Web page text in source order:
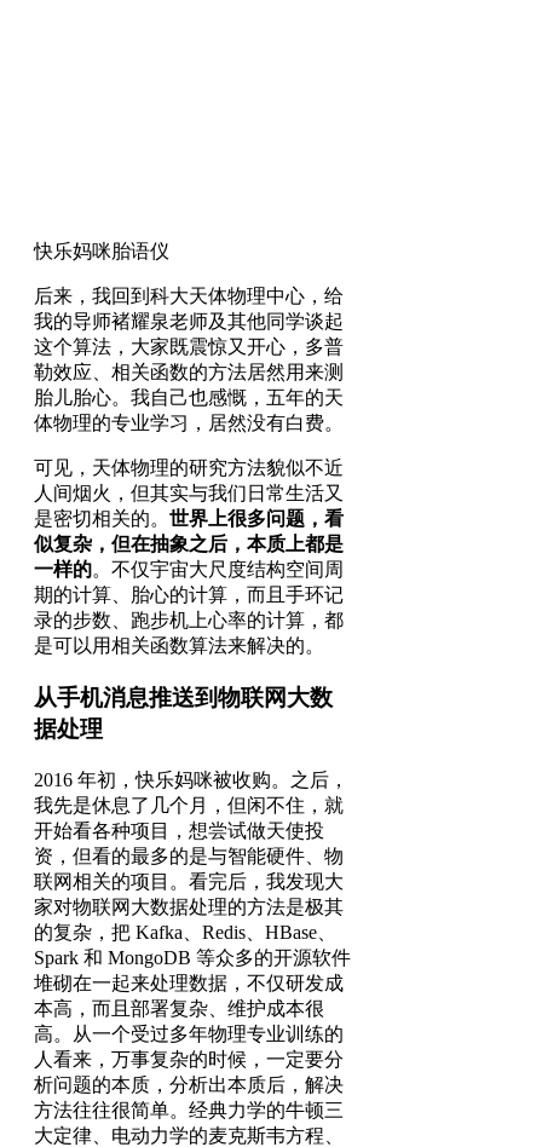
快乐妈咪胎语仪
后来，我回到科大天体物理中心，给
我的导师褚耀泉老师及其他同学谈起
这个算法，大家既震惊又开心，多普
勒效应、相关函数的方法居然用来测
胎儿胎心。我自己也感慨，五年的天
体物理的专业学习，居然没有白费。
可见，天体物理的研究方法貌似不近
人间烟火，但其实与我们日常生活又
是密切相关的。 世界上很多问题，看
似复杂，但在抽象之后，本质上都是
一样的。不仅宇宙大尺度结构空间周
期的计算、胎心的计算，而且手环记
录的步数、跑步机上心率的计算，都
是可以用相关函数算法来解决的。
从手机消息推送到物联网大数
据处理
2016 年初，快乐妈咪被收购。之后，
我先是休息了几个月，但闲不住，就
开始看各种项目，想尝试做天使投
资，但看的最多的是与智能硬件、物
联网相关的项目。看完后，我发现大
家对物联网大数据处理的方法是极其
的复杂，把 Kafka、Redis、HBase、
Spark 和 MongoDB 等众多的开源软件
堆砌在一起来处理数据，不仅研发成
本高，而且部署复杂、维护成本很
高。从一个受过多年物理专业训练的
人看来，万事复杂的时候，一定要分
析问题的本质，分析出本质后，解决
方法往往很简单。经典力学的牛顿三
大定律、电动力学的麦克斯韦方程、